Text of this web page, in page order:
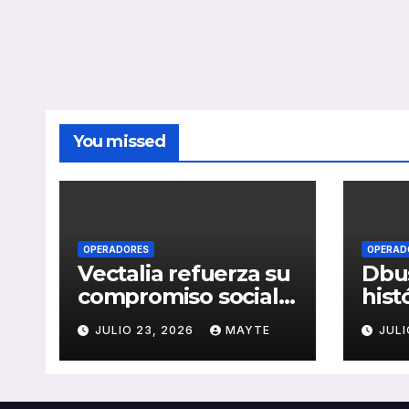
You missed
OPERADORES
Vectalia refuerza su
compromiso social y
medioambiental
con la publicación
de su Memoria de
JULIO 23, 2026 MAYTE
del